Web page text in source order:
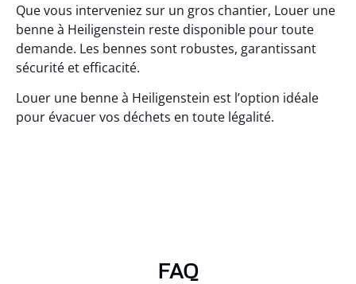
Que vous interveniez sur un gros chantier, Louer une
benne à Heiligenstein reste disponible pour toute
demande. Les bennes sont robustes, garantissant
sécurité et efficacité.
Louer une benne à Heiligenstein est l’option idéale
pour évacuer vos déchets en toute légalité.
FAQ